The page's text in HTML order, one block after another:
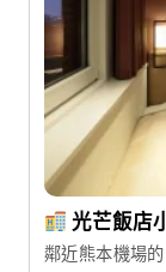
光芒飯店
鄰近熊本機場